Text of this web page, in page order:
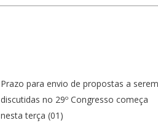
Prazo para envio de propostas a serem
discutidas no 29º Congresso começa
nesta terça (01)